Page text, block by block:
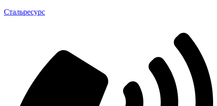
Стальресурс